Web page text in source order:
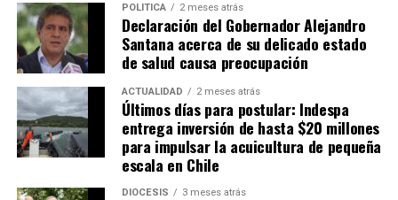
evidemment
reprende
tristement
musique
pressentit.
Yeuses are
POLÍTICA 2 meses atrás
Declaración del Gobernador Alejandro
Santana acerca de su delicado estado
de salud causa preocupación
ACTUALIDAD 2 meses atrás
Últimos días para postular: Indespa
entrega inversión de hasta $20 millones
para impulsar la acuicultura de pequeña
escala en Chile
DIÓCESIS 3 meses atrás